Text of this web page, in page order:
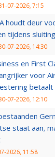
07-2026, 7:15
houdt deur
tijdens
07-2026, 14:30
en First
voor
betaalt
07-2026, 12:10
staat aan,
2026, 11:58